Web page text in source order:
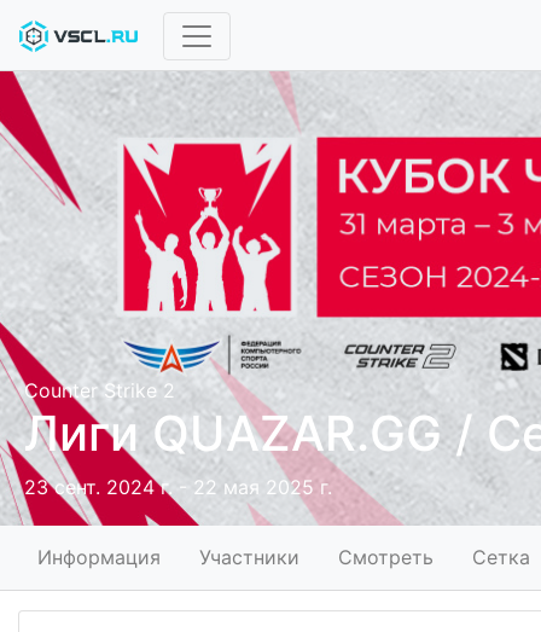
Counter Strike 2
Лиги QUAZAR.GG /
23 сент. 2024 г. - 22 мая 2025 г.
Информация Участники Смотреть Сетка